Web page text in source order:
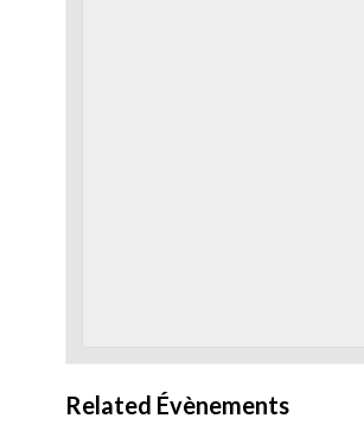
Related Évènements